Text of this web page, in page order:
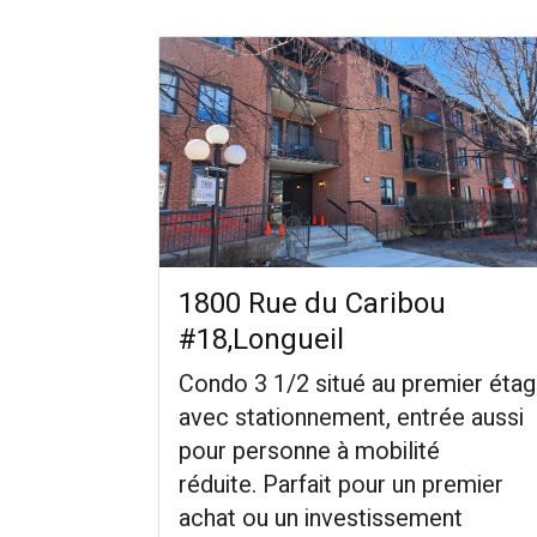
1800 Rue du Caribou
#18,Longueil
Condo 3 1/2 situé au premier
avec stationnement, entrée aussi
pour personne à mobilité
réduite. Parfait pour un premier
achat ou un investissement